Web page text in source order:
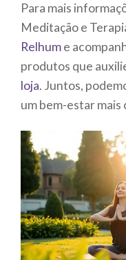
Para mais
Meditação e
Relhume
produtos que
loja. Juntos,
um bem-estar mais